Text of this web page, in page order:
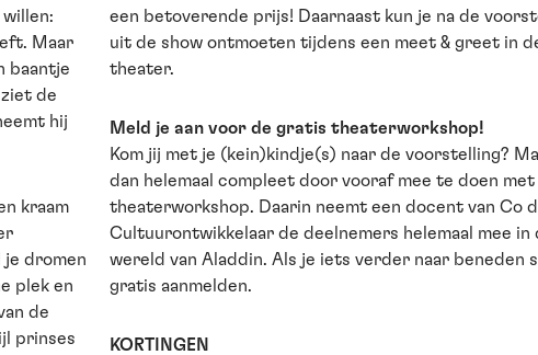
Maar
baantje
de
hij
kraam
je dromen
plek en
de
prinses
een betoverende prijs! Daarnaast kun je na de
uit de show ontmoeten tijdens een meet & greet in
theater.
Meld je aan voor de gratis theaterworkshop!
Kom jij met je (kein)kindje(s) naar de voorstelling?
dan helemaal compleet door vooraf mee te doen met
theaterworkshop. Daarin neemt een docent van Co
Cultuurontwikkelaar de deelnemers helemaal mee in
wereld van Aladdin. Als je iets verder naar beneden
gratis aanmelden.
KORTINGEN